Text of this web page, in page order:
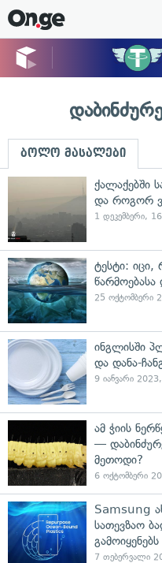
ბოლო მასალები
ქალაქებში
და როგორ
1 დეკემბერი,
ტესტი: იცი,
წარმოებასა
25 ოქტომბერი
ინგლისში
და დანა-
9 იანვარი
ამ ჭიის
—
მეთოდი?
6 ოქტომბერი
Samsung
სათევზაო
გამოიყენებს
7 თებერვალი